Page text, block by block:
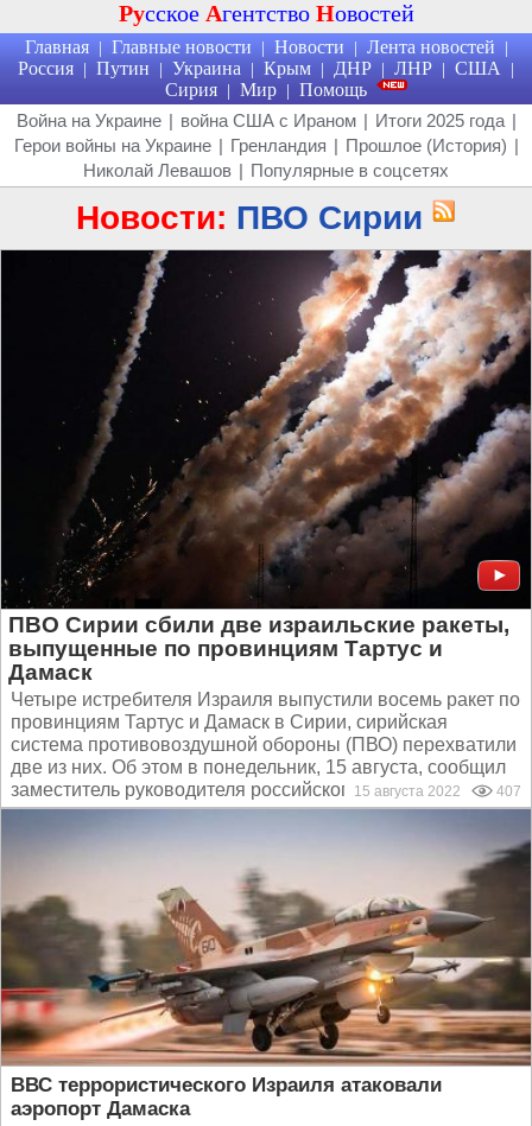
Русское Агентство Новостей
Главная | Главные новости | Новости | Лента новостей |
Россия | Путин | Украина | Крым | ДНР | ЛНР | США |
Сирия | Мир | Помощь
Война на Украине | война США с Ираном | Итоги 2025 года |
Герои войны на Украине | Гренландия | Прошлое (История) |
Николай Левашов | Популярные в соцсетях
Новости: ПВО Сирии
ПВО Сирии сбили две израильские ракеты,
выпущенные по провинциям Тартус и
Дамаск
Четыре истребителя Израиля выпустили восемь ракет по
провинциям Тартус и Дамаск в Сирии, сирийская
система противовоздушной обороны (ПВО) перехватили
две из них. Об этом в понедельник, 15 августа, сообщил
заместитель руководителя российского Центра по...
15 августа 2022 407
ВВС террористического Израиля атаковали
аэропорт Дамаска